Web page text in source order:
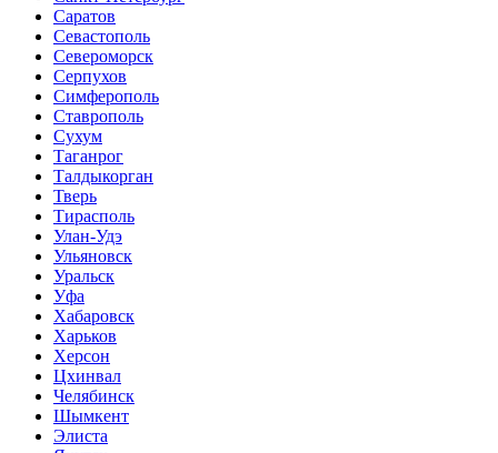
Саратов
Севастополь
Североморск
Серпухов
Симферополь
Ставрополь
Сухум
Таганрог
Tалдыкорган
Тверь
Тирасполь
Улан-Удэ
Ульяновск
Уральск
Уфа
Хабаровск
Харьков
Херсон
Цхинвал
Челябинск
Шымкент
Элиста